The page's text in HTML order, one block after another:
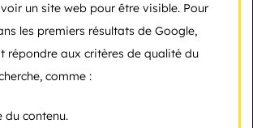
un site web pour être visible. Pour
les premiers résultats de Google,
répondre aux critères de qualité du
comme :
du contenu.